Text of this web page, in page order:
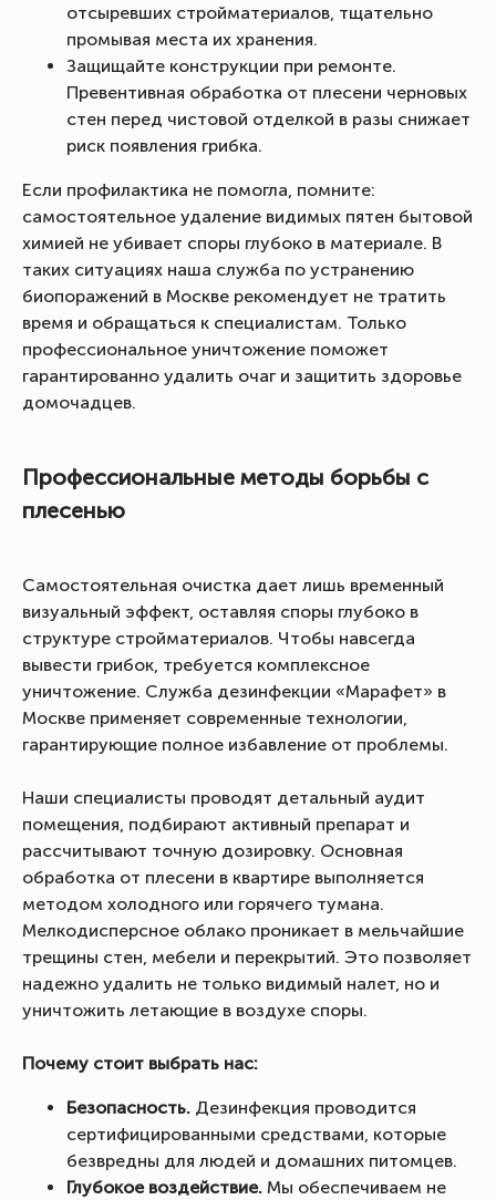
отсыревших стройматериалов, тщательно
промывая места их хранения.
Защищайте конструкции при ремонте.
Превентивная обработка от плесени черновых
стен перед чистовой отделкой в разы снижает
риск появления грибка.
Если профилактика не помогла, помните:
самостоятельное удаление видимых пятен бытовой
химией не убивает споры глубоко в материале. В
таких ситуациях наша служба по устранению
биопоражений в Москве рекомендует не тратить
время и обращаться к специалистам. Только
профессиональное уничтожение поможет
гарантированно удалить очаг и защитить здоровье
домочадцев.
Профессиональные методы борьбы с
плесенью
Самостоятельная очистка дает лишь временный
визуальный эффект, оставляя споры глубоко в
структуре стройматериалов. Чтобы навсегда
вывести грибок, требуется комплексное
уничтожение. Служба дезинфекции «Марафет» в
Москве применяет современные технологии,
гарантирующие полное избавление от проблемы.
Наши специалисты проводят детальный аудит
помещения, подбирают активный препарат и
рассчитывают точную дозировку. Основная
обработка от плесени в квартире выполняется
методом холодного или горячего тумана.
Мелкодисперсное облако проникает в мельчайшие
трещины стен, мебели и перекрытий. Это позволяет
надежно удалить не только видимый налет, но и
уничтожить летающие в воздухе споры.
Почему стоит выбрать нас:
Безопасность. Дезинфекция проводится
сертифицированными средствами, которые
безвредны для людей и домашних питомцев.
Глубокое воздействие. Мы обеспечиваем не